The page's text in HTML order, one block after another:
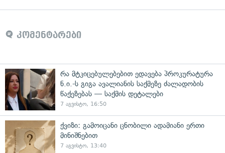
კომენტარები
რა მტკიცებულებებით ედავება პროკურატურა
ნ.ი.-ს გიგა ავალიანის საქმეზე ძალადობის
წაქეზებას — საქმის დეტალები
7 აგვისტო, 16:50
ქვიზი: გამოიცანი ცნობილი ადამიანი ერთი
მინიშნებით
7 აგვისტო, 13:40